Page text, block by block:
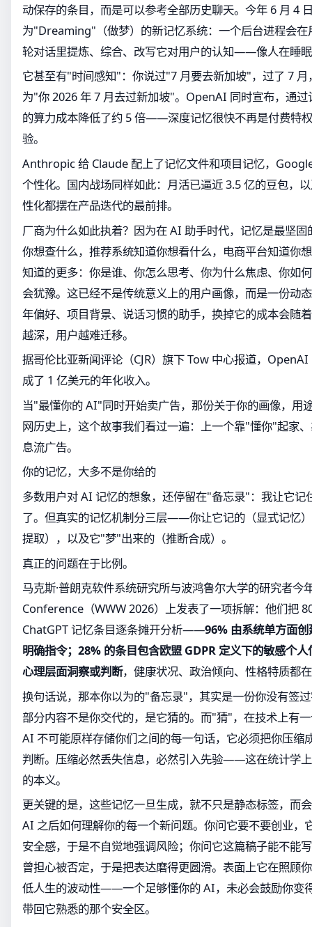
动保存的条目，而是可以参考全部历史聊天。今年 6 月 4
为"Dreaming"（做梦）的新记忆系统：一个后台进程会在
轮对话里提炼、综合、改写它对用户的认知——像人在睡
它甚至有"时间感知"：你说过"7 月要去新加坡"，过了 7
为"你 2026 年 7 月去过新加坡"。OpenAI 同时宣布，通
的算力成本降低了约 5 倍——深度记忆很快不再是付费特
验。
Anthropic 给 Claude 配上了记忆文件和项目记忆，
个性化。国内战场同样如此：月活已逼近 3.5 亿的豆包，
性化都摆在产品迭代的最前排。
厂商为什么如此执着？因为在 AI 助手时代，记忆是最坚
你想查什么，推荐系统知道你想看什么，电商平台知道
知道的更多：你是谁、你怎么思考、你为什么焦虑、你如
会犹豫。这已经不是传统意义上的用户画像，而是一份动
年偏好、项目背景、说话习惯的助手，换掉它的成本会
越深，用户越难迁移。
据哥伦比亚新闻评论（CJR）旗下 Tow 中心报道，
成了 1 亿美元的年化收入。
当"最懂你的 AI"同时开始卖广告，那份关于你的画像，用
网历史上，这个故事我们看过一遍：上一个靠"懂你"起家
息流广告。
你的记忆，大多不是你给的
多数用户对 AI 记忆的想象，还停留在"备忘录"：我让它记
了。但真实的记忆机制分三层——你让它记的（显式记忆
提取），以及它"梦"出来的（推断合成）。
真正的问题在于比例。
马克斯·普朗克软件系统研究所与波鸿鲁尔大学的研究者今
Conference（WWW 2026）上发表了一项拆解：他们把
ChatGPT 记忆条目逐条摊开分析——96% 由系统单方面
明确指令；28% 的条目包含欧盟 GDPR 定义下的敏感个
心理层面洞察或判断，健康状况、政治倾向、性格特质都
换句话说，那本你以为的"备忘录"，其实是一份你没有签
部分内容不是你交代的，是它猜的。而"猜"，在技术上有
AI 不可能原样存储你们之间的每一句话，它必须把你压缩
判断。压缩必然丢失信息，必然引入先验——这在统计学
的本义。
更关键的是，这些记忆一旦生成，就不只是静态标签，而
AI 之后如何理解你的每一个新问题。你问它要不要创业，
安全感，于是不自觉地强调风险；你问它这篇稿子能不能
曾担心被否定，于是把表达磨得更圆滑。表面上它在照顾
低人生的波动性——一个足够懂你的 AI，未必会鼓励你变
带回它熟悉的那个安全区。